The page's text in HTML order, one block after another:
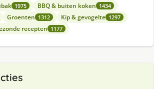
1975 BBQ & buiten koken 1434
Groenten 1312 Kip & gevogelte 1297
recepten 1177